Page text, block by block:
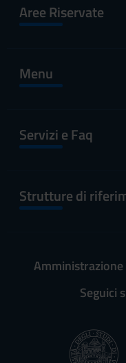
Aree Riservate
Menu
Servizi e Faq
Strutture di
Seguici